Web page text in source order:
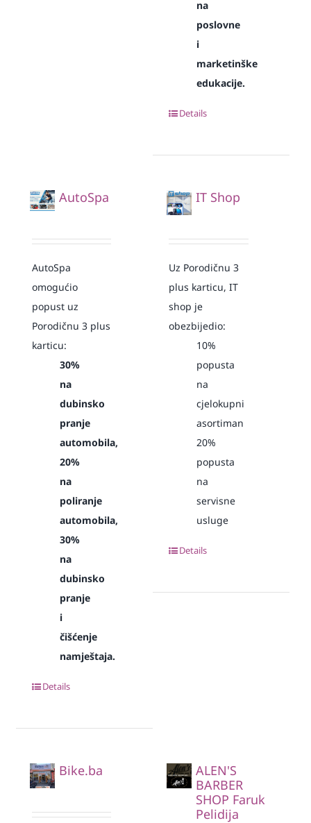
na
poslovne
i
marketinške
edukacije.
Details
AutoSpa
AutoSpa
omogućio
popust uz
Porodičnu 3 plus
karticu:
30%
na
dubinsko
pranje
automobila,
20%
na
poliranje
automobila,
30%
na
dubinsko
pranje
i
čišćenje
namještaja.
Details
IT Shop
Uz Porodičnu 3
plus karticu, IT
shop je
obezbijedio:
10%
popusta
na
cjelokupni
asortiman
20%
popusta
na
servisne
usluge
Details
Bike.ba
ALEN'S
BARBER
SHOP Faruk
Pelidija